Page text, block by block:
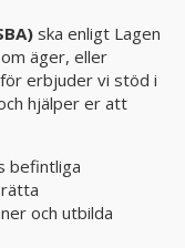
ska enligt Lagen
äger, eller
erbjuder vi stöd i
hjälper er att
befintliga
och utbilda